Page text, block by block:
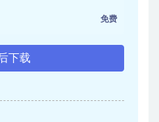
免费
下载